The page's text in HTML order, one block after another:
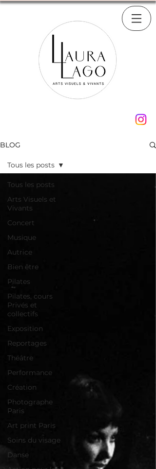
BLOG
Tous les posts
Arts Visuels et
Vivants
Concert
Musique
Autrice
Bien être
Pilates
Pilates, cours
Privés et
collectifs
Exposition
Reportages
Théâtre
Performance
Création
Photographe
Paris
Art print Paris
Soins du visage
Danse
Tous les posts